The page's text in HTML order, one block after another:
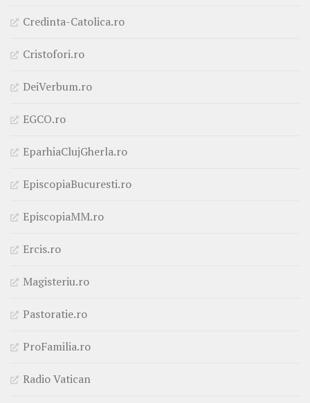
Credinta-Catolica.ro
Cristofori.ro
DeiVerbum.ro
EGCO.ro
EparhiaClujGherla.ro
EpiscopiaBucuresti.ro
EpiscopiaMM.ro
Ercis.ro
Magisteriu.ro
Pastoratie.ro
ProFamilia.ro
Radio Vatican